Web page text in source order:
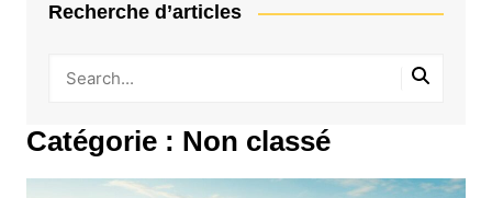
Catégorie : Non classé
Recherche d’articles